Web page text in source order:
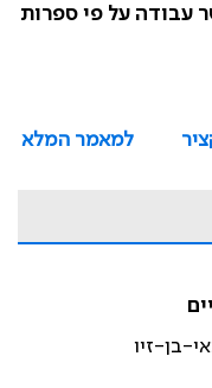
עבודה על פי ספרות
למאמר המלא
בן-זיו